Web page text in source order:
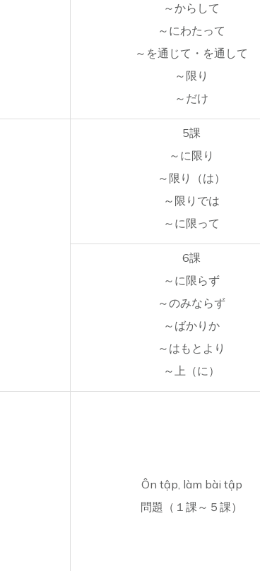
～からして
～にわたって
～を通じて・を通して
～限り
～だけ
5課
～に限り
～限り（は）
～限りでは
～に限って
6課
～に限らず
～のみならず
～ばかりか
～はもとより
～上（に）
Ôn tập, làm bài tập
問題（１課～５課）